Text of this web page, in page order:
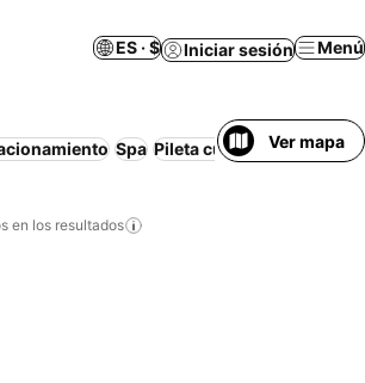
ES · $ Iniciar sesión Menú
Spa Pileta cubiertaVer mapa
en los resultados